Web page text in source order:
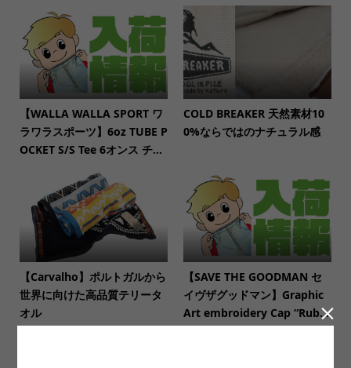
【WALLA WALLA SPORT ワ
ラワラスポーツ】6oz TUBE P
OCKET S/S Tee 6オンス チ...
COLD BREAKER 天然素材10
0%ならではのナチュラル感
【Carvalho】ポルトガルから
世界に向けた高品質テリータ
オル
【SAVE THE GOODMAN セ
イヴザグッドマン】Graphic
Art embroidery Cap “Rub...
